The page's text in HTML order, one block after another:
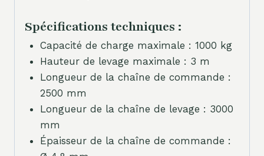
Spécifications techniques :
Capacité de charge maximale : 1000 kg
Hauteur de levage maximale : 3 m
Longueur de la chaîne de commande :
2500 mm
Longueur de la chaîne de levage : 3000
mm
Épaisseur de la chaîne de commande :